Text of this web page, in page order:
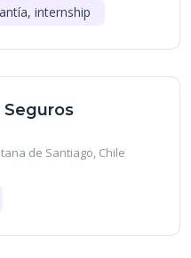
internship
Seguros
de Santiago, Chile